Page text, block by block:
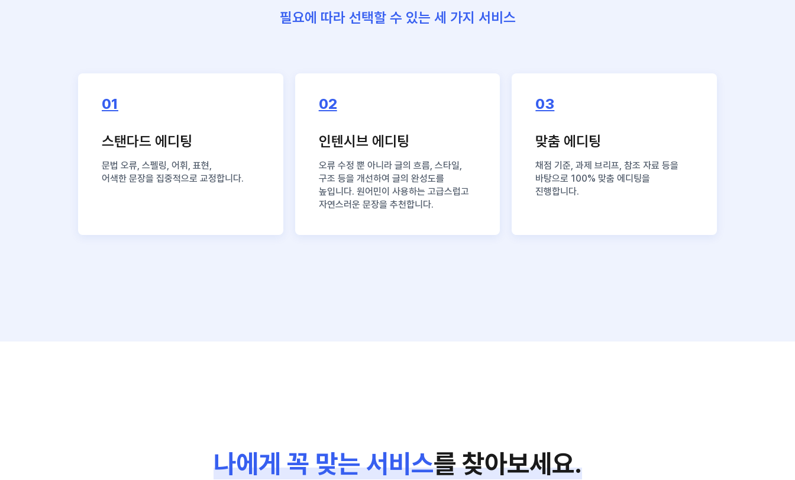
필요에 따라 선택할 수 있는 세 가지 서비스
01
스탠다드 에디팅
문법 오류, 스펠링, 어휘, 표현,
어색한 문장을 집중적으로 교정합니다.
02
인텐시브 에디팅
오류 수정 뿐 아니라 글의 흐름, 스타일,
구조 등을 개선하여 글의 완성도를
높입니다. 원어민이 사용하는 고급스럽고
자연스러운 문장을 추천합니다.
03
맞춤 에디팅
채점 기준, 과제 브리프, 참조 자료 등을
바탕으로 100% 맞춤 에디팅을
진행합니다.
나에게 꼭 맞는 서비스를찾아보세요.